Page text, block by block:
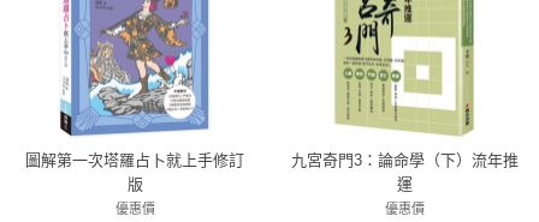
圖解第一次塔羅占卜就上手修訂
版
優惠價
九宮奇門3：論命學（下）流年推
運
優惠價